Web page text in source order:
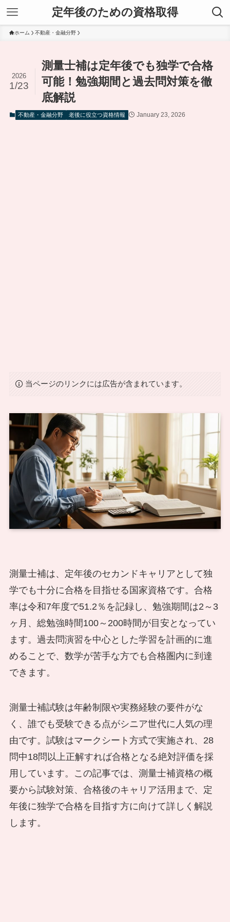
定年後のための資格取得
ホーム 不動産・金融分野
測量士補は定年後でも独学で合格
可能！勉強期間と過去問対策を徹
底解説
2026
1/23
不動産・金融分野 老後に役立つ資格情報 January 23, 2026
当ページのリンクには広告が含まれています。
測量士補は、定年後のセカンドキャリアとして独
学でも十分に合格を目指せる国家資格です。合格
率は令和7年度で51.2％を記録し、勉強期間は2～3
ヶ月、総勉強時間100～200時間が目安となってい
ます。過去問演習を中心とした学習を計画的に進
めることで、数学が苦手な方でも合格圏内に到達
できます。
測量士補試験は年齢制限や実務経験の要件がな
く、誰でも受験できる点がシニア世代に人気の理
由です。試験はマークシート方式で実施され、28
問中18問以上正解すれば合格となる絶対評価を採
用しています。この記事では、測量士補資格の概
要から試験対策、合格後のキャリア活用まで、定
年後に独学で合格を目指す方に向けて詳しく解説
します。